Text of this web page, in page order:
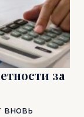
за
вновь